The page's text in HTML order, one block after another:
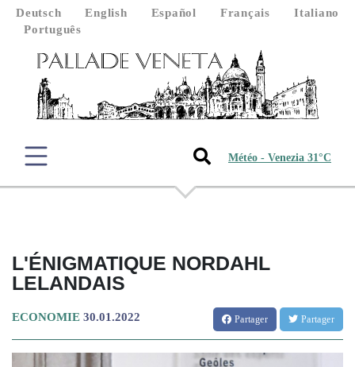
Deutsch English Español Français
Italiano
Português
Météo - Venezia 31°C
L'ÉNIGMATIQUE NORDAHL
LELANDAIS
ECONOMIE 30.01.2022 Partager Partager